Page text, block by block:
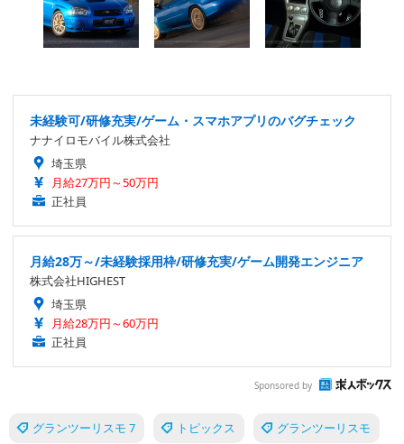
未経験可/研修充実/ゲーム・スマホアプリのバグチェック
ナナイロモバイル株式会社
埼玉県
月給27万円～50万円
正社員
月給28万～/未経験採用枠/研修充実/ゲーム開発エンジニア
株式会社HIGHEST
埼玉県
月給28万円～60万円
正社員
Sponsored by
グランツーリスモ 7 トピックス グランツーリスモ